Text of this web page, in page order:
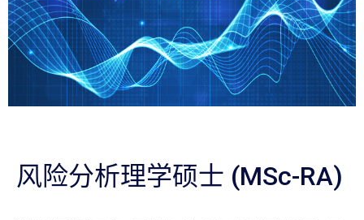
风险分析理学硕士 (MSc-RA)